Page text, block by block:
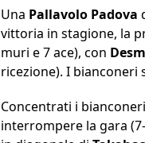
Una Pallavolo Padova
vittoria in stagione, la
muri e 7 ace), con
ricezione). I bianconeri
Concentrati i
interrompere la gara